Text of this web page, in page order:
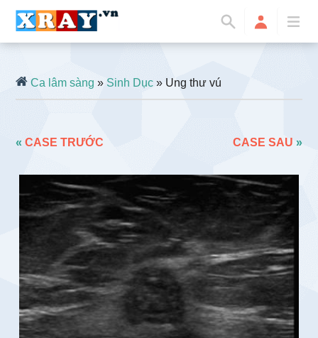
Ca lâm sàng »Sinh Dục » Ung thư vú
«CASE TRƯỚC CASE SAU »